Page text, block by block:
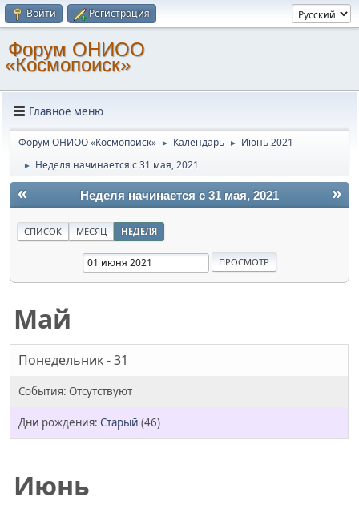
Войти Регистрация
Форум ОНИОО
«Космопоиск»
Главное меню
Форум ОНИОО «Космопоиск» ► Календарь ► Июнь 2021
► Неделя начинается с 31 мая, 2021
« »
Неделя начинается с 31 мая, 2021
СПИСОК МЕСЯЦ НЕДЕЛЯ
Май
Понедельник - 31
Старый (46)
Июнь